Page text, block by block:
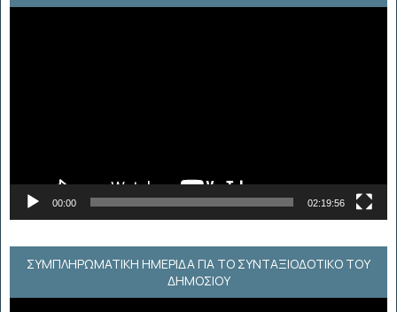
00:00 02:19:56
ΣΥΜΠΛΗΡΩΜΑΤΙΚΗ ΗΜΕΡΙΔΑ ΓΙΑ ΤΟ ΣΥΝΤΑΞΙΟΔΟΤΙΚΟ ΤΟΥ
ΔΗΜΟΣΙΟΥ